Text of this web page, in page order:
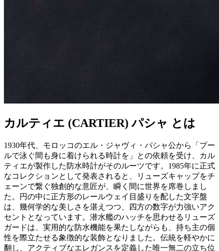
カルティエ (CARTIER) パシャ とは
1930年代、モロッコのエル・ジャヴィ・パシャ公から「プー
ルで泳ぐ間も身に着けられる時計を」との依頼を受け、カル
ティエが製作した防水時計がそのルーツです。1985年に正式
なコレクションとして発表されると、リューズキャップをチ
ェーンで繋ぐ独創的な意匠が、瞬く間に世界を席巻しまし
た。円の中に正方形のレールウェイ目盛りを配した文字盤
は、幾何学的な美しさを湛えつつ、四方の数字が力強いアク
セントとなっています。潜水艦のハッチを思わせるリューズ
ガードは、実用的な防水機能を果たしながらも、持ち主の個
性を際立たせる象徴的な装飾となりました。伝統を軽やかに
翻し、アクティブなエレガンスを定義した唯一無二の立ち位